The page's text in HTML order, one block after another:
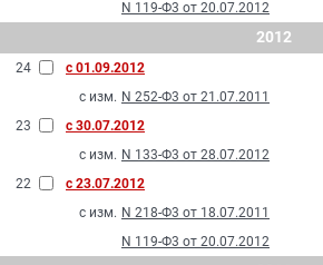
N 119-Ф3 от 20.07.2012
2012
24
с 01.09.2012
с изм. N 252-Ф3 от 21.07.2011
23
с 30.07.2012
с изм. N 133-Ф3 от 28.07.2012
22
с 23.07.2012
с изм. N 218-Ф3 от 18.07.2011
N 119-Ф3 от 20.07.2012